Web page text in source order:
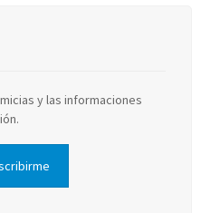
y las informaciones